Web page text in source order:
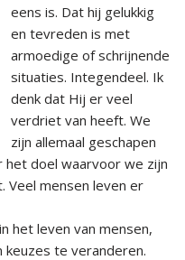
eens is. Dat hij gelukkig
en tevreden is met
armoedige of schrijnende
situaties. Integendeel. Ik
denk dat Hij er veel
verdriet van heeft. We
zijn allemaal geschapen
het doel waarvoor we zijn
Veel mensen leven er
het leven van mensen,
keuzes te veranderen.